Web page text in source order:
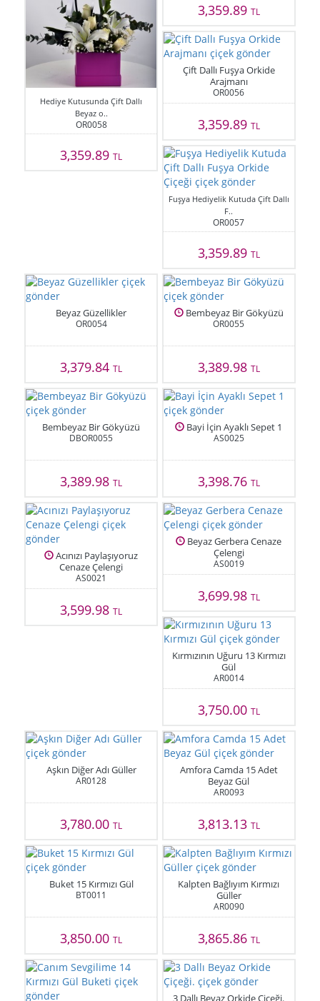
Hediye Kutusunda Çift Dallı
Beyaz o..
OR0058
3,359.89TL
3,359.89 TL
Çift Dallı Fuşya Orkide
Arajmanı
OR0056
3,359.89 TL
Fuşya Hediyelik Kutuda Çift Dallı
F..
OR0057
3,359.89 TL
Beyaz Güzellikler
OR0054
3,379.84TL
Bembeyaz Bir Gökyüzü
OR0055
3,389.98 TL
Bembeyaz Bir Gökyüzü
DBOR0055
3,389.98TL
Bayi İçin Ayaklı Sepet 1
AS0025
3,398.76 TL
Acınızı Paylaşıyoruz
Cenaze Çelengi
AS0021
3,599.98TL
Beyaz Gerbera Cenaze
Çelengi
AS0019
3,699.98 TL
Kırmızının Uğuru 13 Kırmızı
Gül
AR0014
3,750.00 TL
Aşkın Diğer Adı Güller
AR0128
3,780.00TL
Amfora Camda 15 Adet
Beyaz Gül
AR0093
3,813.13 TL
Buket 15 Kırmızı Gül
BT0011
3,850.00TL
Kalpten Bağlıyım Kırmızı
Güller
AR0090
3,865.86 TL
3 Dallı Beyaz Orkide Çiçeği.